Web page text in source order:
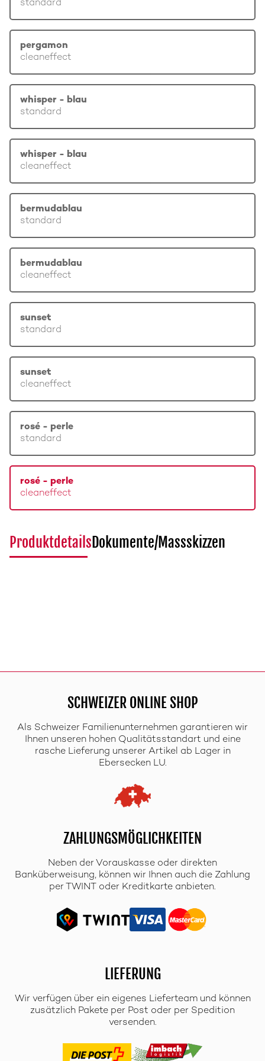
standard
pergamon
cleaneffect
whisper - blau
standard
whisper - blau
cleaneffect
bermudablau
standard
bermudablau
cleaneffect
sunset
standard
sunset
cleaneffect
rosé - perle
standard
rosé - perle
cleaneffect
ProduktdetailsDokumente/Massskizzen
SCHWEIZER ONLINE SHOP
Als Schweizer Familienunternehmen garantieren wir
Ihnen unseren hohen Qualitätsstandart und eine
rasche Lieferung unserer Artikel ab Lager in
Ebersecken LU.
ZAHLUNGSMÖGLICHKEITEN
Neben der Vorauskasse oder direkten
Banküberweisung, können wir Ihnen auch die Zahlung
per TWINT oder Kreditkarte anbieten.
LIEFERUNG
Wir verfügen über ein eigenes Lieferteam und können
zusätzlich Pakete per Post oder per Spedition
versenden.